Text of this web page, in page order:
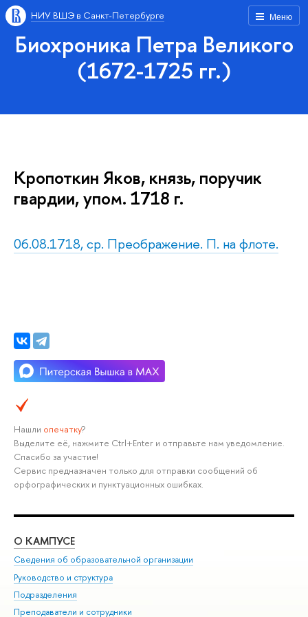
Меню
НИУ ВШЭ в Санкт-Петербурге
Биохроника Петра Великого
(1672-1725 гг.)
Кропоткин Яков, князь, поручик
гвардии, упом. 1718 г.
06.08.1718, ср. Преображение. П. на флоте.
Нашли опечатку?
Выделите её, нажмите Ctrl+Enter и отправьте нам уведомление.
Спасибо за участие!
Сервис предназначен только для отправки сообщений об
орфографических и пунктуационных ошибках.
О КАМПУСЕ
Сведения об образовательной организации
Руководство и структура
Подразделения
Преподаватели и сотрудники